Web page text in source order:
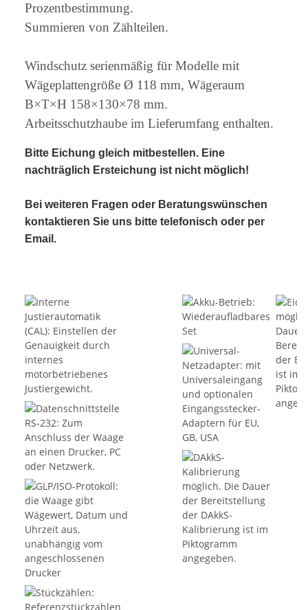
Prozentbestimmung.
Summieren von Zählteilen.
Windschutz serienmäßig für Modelle mit
Wägeplattengröße Ø 118 mm, Wägeraum
B×T×H 158×130×78 mm.
Arbeitsschutzhaube im Lieferumfang enthalten.
Bitte Eichung gleich mitbestellen. Eine
nachträglich Ersteichung ist nicht möglich!
Bei weiteren Fragen oder Beratungswünschen
kontaktieren Sie uns bitte telefonisch oder per
Email.